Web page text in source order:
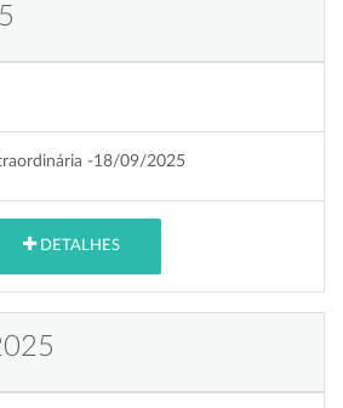
-18/09/2025
DETALHES